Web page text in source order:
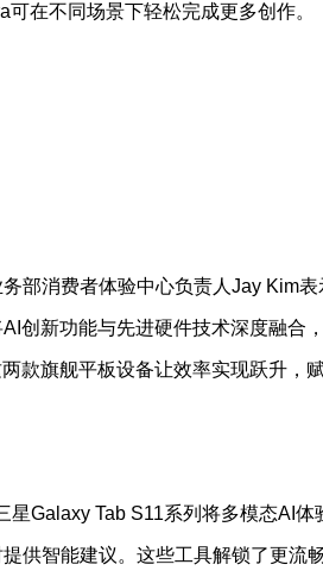
在不同场景下轻松完成更多创作。
部消费者体验中心负责人Jay Kim
创新功能与先进硬件技术深度融合
款旗舰平板设备让效率实现跃升，
星Galaxy Tab S11系列将多模态AI
供智能建议。这些工具解锁了更流